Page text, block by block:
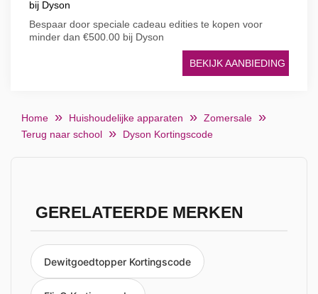
bij Dyson
Bespaar door speciale cadeau edities te kopen voor
minder dan €500.00 bij Dyson
BEKIJK AANBIEDING
Home Huishoudelijke apparaten
Zomersale
Terug naar school
Dyson Kortingscode
GERELATEERDE MERKEN
Dewitgoedtopper Kortingscode